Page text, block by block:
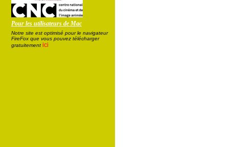
Pour les utilisateurs de Mac
Notre site est optimisé pour le navigateur
FireFox que vous pouvez télécharger
gratuitement ici